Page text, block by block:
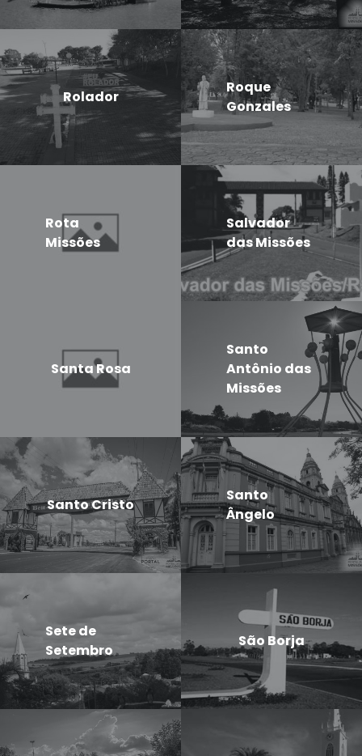
Rolador
Roque
Gonzales
Rota
Missões
Salvador
das Missões
Santa Rosa
Santo
Antônio das
Missões
Santo Cristo
Santo
Ângelo
Sete de
Setembro
São Borja